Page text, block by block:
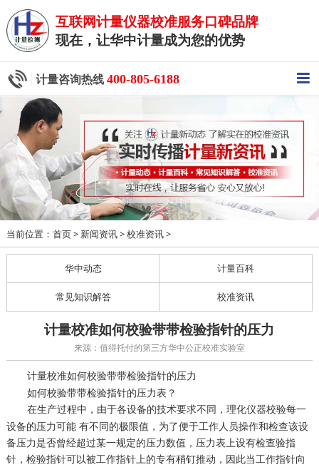
互联网计量仪器校准服务口碑品牌
现在，让华中计量成为您的优势
计量咨询热线 400-805-6188
当前位置： 首页> 新闻资讯> 校准资讯>
华中动态 计量百科
常见知识解答 校准资讯
计量校准如何校验带带检验指针的压力
来源：值得托付的第三方华中公正校准实验室
计量校准如何校验带带检验指针的压力
如何校验带带检验指针的压力表？
在生产过程中，由于各设备的技术要求不同， 理化仪器校验每一
设备的压力可能 有不同的极限值，为了便于工作人员操作和检查该设
备压力是否曾经超过某一规定的压力数值，压力表上设有检查验指
针，检验指针可以被工作指针上的专有稍钉推动，因此当工作指针向